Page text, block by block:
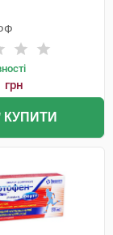
грн
КУПИТИ